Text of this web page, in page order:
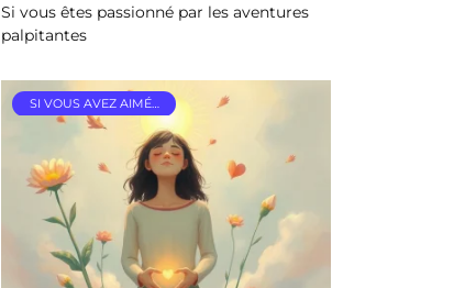
Si vous êtes passionné par les aventures
palpitantes
SI VOUS AVEZ AIMÉ…